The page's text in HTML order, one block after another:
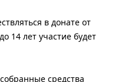
в донате от
14 лет участие будет
средства